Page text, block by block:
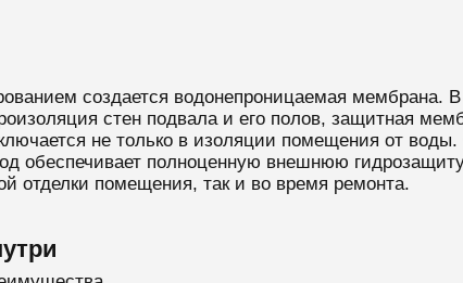
создается водонепроницаемая мембрана. В
стен подвала и его полов, защитная
не только в изоляции помещения от
обеспечивает полноценную внешнюю
отделки помещения, так и во время ремонта.